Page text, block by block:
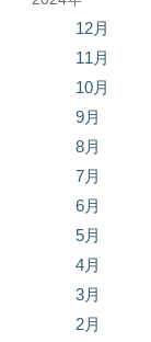
12月
11月
10月
9月
8月
7月
6月
5月
4月
3月
2月